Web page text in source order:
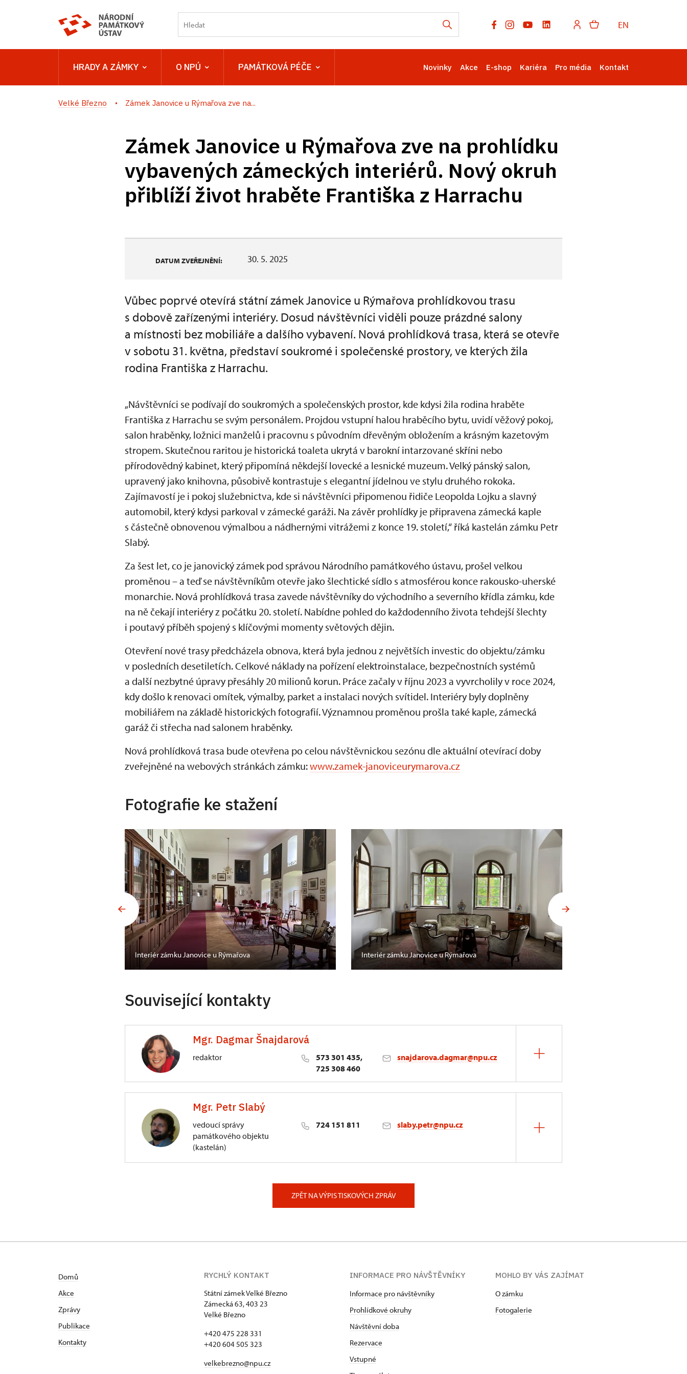
EN
HRADY A ZÁMKY O NPÚ PAMÁTKOVÁ PÉČE Novinky Akce E-shop Kariéra Pro média Kontakt
Velké Březno Zámek Janovice u Rýmařova zve na...
Zámek Janovice u Rýmařova zve na prohlídku
vybavených zámeckých interiérů. Nový okruh
přiblíží život hraběte Františka z Harrachu
DATUM ZVEŘEJNĚNÍ: 30. 5. 2025
Vůbec poprvé otevírá státní zámek Janovice u Rýmařova prohlídkovou trasu
s dobově zařízenými interiéry. Dosud návštěvníci viděli pouze prázdné salony
a místnosti bez mobiliáře a dalšího vybavení. Nová prohlídková trasa, která se otevře
v sobotu 31. května, představí soukromé i společenské prostory, ve kterých žila
rodina Františka z Harrachu.
„Návštěvníci se podívají do soukromých a společenských prostor, kde kdysi žila rodina hraběte
Františka z Harrachu se svým personálem. Projdou vstupní halou hraběcího bytu, uvidí věžový pokoj,
salon hraběnky, ložnici manželů i pracovnu s původním dřevěným obložením a krásným kazetovým
stropem. Skutečnou raritou je historická toaleta ukrytá v barokní intarzované skříni nebo
přírodovědný kabinet, který připomíná někdejší lovecké a lesnické muzeum. Velký pánský salon,
upravený jako knihovna, působivě kontrastuje s elegantní jídelnou ve stylu druhého rokoka.
Zajímavostí je i pokoj služebnictva, kde si návštěvníci připomenou řidiče Leopolda Lojku a slavný
automobil, který kdysi parkoval v zámecké garáži. Na závěr prohlídky je připravena zámecká kaple
s částečně obnovenou výmalbou a nádhernými vitrážemi z konce 19. století,“ říká kastelán zámku Petr
Slabý.
Za šest let, co je janovický zámek pod správou Národního památkového ústavu, prošel velkou
proměnou – a teď se návštěvníkům otevře jako šlechtické sídlo s atmosférou konce rakousko-uherské
monarchie. Nová prohlídková trasa zavede návštěvníky do východního a severního křídla zámku, kde
na ně čekají interiéry z počátku 20. století. Nabídne pohled do každodenního života tehdejší šlechty
i poutavý příběh spojený s klíčovými momenty světových dějin.
Otevření nové trasy předcházela obnova, která byla jednou z největších investic do objektu/zámku
v posledních desetiletích. Celkové náklady na pořízení elektroinstalace, bezpečnostních systémů
a další nezbytné úpravy přesáhly 20 milionů korun. Práce začaly v říjnu 2023 a vyvrcholily v roce 2024,
kdy došlo k renovaci omítek, výmalby, parket a instalaci nových svítidel. Interiéry byly doplněny
mobiliářem na základě historických fotografií. Významnou proměnou prošla také kaple, zámecká
garáž či střecha nad salonem hraběnky.
Nová prohlídková trasa bude otevřena po celou návštěvnickou sezónu dle aktuální otevírací doby
zveřejněné na webových stránkách zámku:www.zamek-janoviceurymarova.cz
Fotografie ke stažení
Interiér zámku Janovice u Rýmařova Interiér zámku Janovice u Rýmařova
Související kontakty
Mgr. Dagmar Šnajdarová
redaktor
573 301 435,
725 308 460
snajdarova.dagmar@npu.cz
Sněmovní náměstí 1/2, Kroměříž 1
Mgr. Petr Slabý
vedoucí správy
památkového objektu
(kastelán)
724 151 811 slaby.petr@npu.cz
ZPĚT NA VÝPIS TISKOVÝCH ZPRÁV
Domů
Akce
Zprávy
Publikace
Kontakty
RYCHLÝ KONTAKT
Státní zámek Velké Březno
Zámecká 63, 403 23
Velké Březno
+420 475 228 331
+420 604 505 323
velkebrezno@npu.cz
INFORMACE PRO NÁVŠTĚVNÍKY
Informace pro návštěvníky
Prohlídkové okruhy
Návštěvní doba
Rezervace
Vstupné
MOHLO BY VÁS ZAJÍMAT
O zámku
Fotogalerie